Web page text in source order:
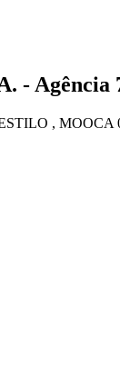
- Agência
, MOOCA